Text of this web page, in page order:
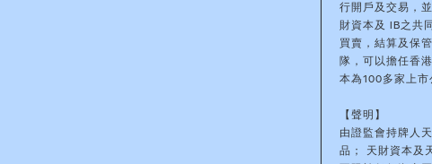
行開戶及交易，
財資本及 IB之共
買賣，結算及保
隊，可以擔任香
本為100多家上市
【聲明】
由證監會持牌人
品； 天財資本及